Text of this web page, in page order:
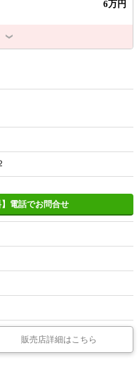
6万円
】電話でお問合せ
販売店詳細はこちら